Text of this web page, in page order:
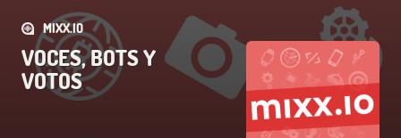
MIXX.IO
VOCES, BOTS Y
VOTOS